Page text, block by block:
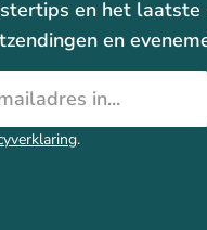
en het laatste
en
.